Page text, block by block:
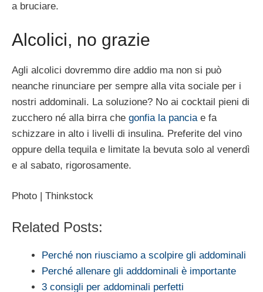
a bruciare.
Alcolici, no grazie
Agli alcolici dovremmo dire addio ma non si può
neanche rinunciare per sempre alla vita sociale per i
nostri addominali. La soluzione? No ai cocktail pieni di
zucchero né alla birra che gonfia la panciae fa
schizzare in alto i livelli di insulina. Preferite del vino
oppure della tequila e limitate la bevuta solo al venerdì
e al sabato, rigorosamente.
Photo | Thinkstock
Related Posts:
Perché non riusciamo a scolpire gli addominali
Perché allenare gli adddominali è importante
3 consigli per addominali perfetti